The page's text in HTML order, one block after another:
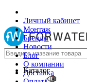
Личный кабинет
Монтаж
Бренды
Новости
Блог
О компании
Доставка
Каталог